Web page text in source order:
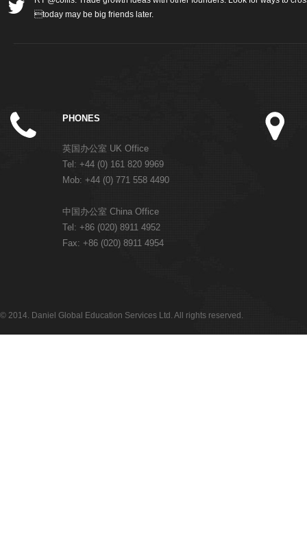
today may be big friends later.
PHONES
英国办公室 UK Office
Tel: +44 (0) 161 820 9969
Mob: +44 (0) 771 558 4490
中国办公室 China Office
Tel: +86 (020) 8911 4952
Fax: +86 (020) 8911 4954
© 2014. Daniel Global Education Services Ltd. All rights reserved.